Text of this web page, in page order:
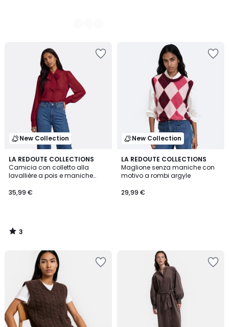
New Collection
LA REDOUTE COLLECTIONS
Camicia con colletto alla
lavallière a pois e maniche
35,99 €
3
/
5
3
/
New Collection
LA REDOUTE COLLECTIONS
Maglione senza maniche con
motivo a rombi argyle
29,99 €